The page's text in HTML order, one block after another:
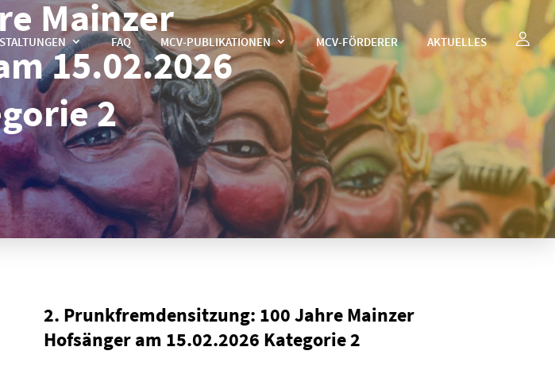
FAQ MCV-PUBLIKATIONEN MCV-FÖRDERER AKTUELLES
Mainzer
15.02.2026
2
2. Prunkfremdensitzung: 100 Jahre Mainzer
Hofsänger am 15.02.2026 Kategorie 2